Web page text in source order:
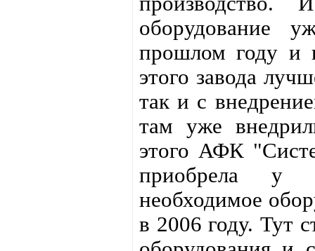
оборудование
прошлом году и
этого завода
так и с
там уже
этого АФК
приобрела у
необходимое
в 2006 году. Тут